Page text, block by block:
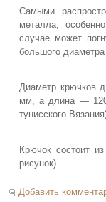
Самыми
металла,
случае может
большого
Диаметр крючков
мм, а длина —
тунисского
Крючок состоит
рисунок)
Добавить